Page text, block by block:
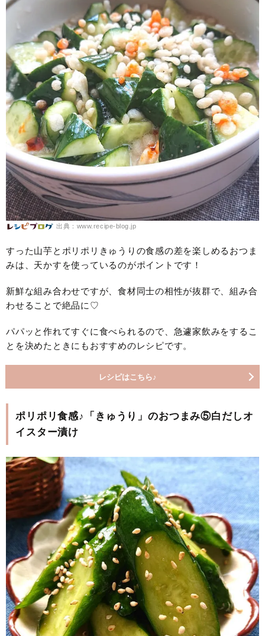
出典：www.recipe-blog.jp
すった山芋とポリポリきゅうりの食感の差を楽しめるおつま
みは、天かすを使っているのがポイントです！
新鮮な組み合わせですが、食材同士の相性が抜群で、組み合
わせることで絶品に♡
パパッと作れてすぐに食べられるので、急遽家飲みをするこ
とを決めたときにもおすすめのレシピです。
レシピはこちら♪
ポリポリ食感♪「きゅうり」のおつまみ⑤白だしオ
イスター漬け